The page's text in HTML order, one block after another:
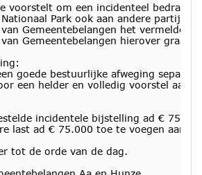
voorstelt om een incidenteel bedrag
Nationaal Park ook aan andere partijen
van Gemeentebelangen het vermelde
van Gemeentebelangen hierover
goede bestuurlijke afweging
een helder en volledig voorstel aan
incidentele bijstelling ad €
last ad € 75.000 toe te voegen aan
tot de orde van de dag.